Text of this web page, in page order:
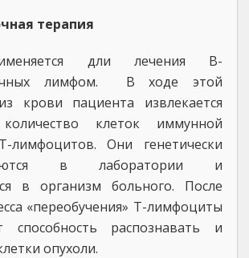
терапия
дли лечения B-
лимфом. В ходе этой
крови пациента извлекается
клеток иммунной
лимфоцитов. Они генетически
в лаборатории и
в организм больного. После
«переобучения» Т-лимфоциты
способность распознавать и
опухоли.